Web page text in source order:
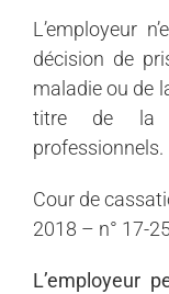
L’employeur
décision de
maladie ou de
titre de la
professionnels.
Cour de
2018 – n° 17-
L’employeur